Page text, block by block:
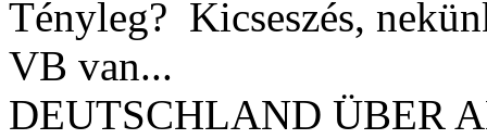
Tényleg? Kicseszés,
VB van...
DEUTSCHLAND ÜBER